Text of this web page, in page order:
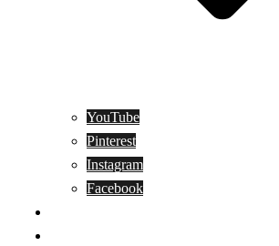
YouTube
Pinterest
Instagram
Facebook